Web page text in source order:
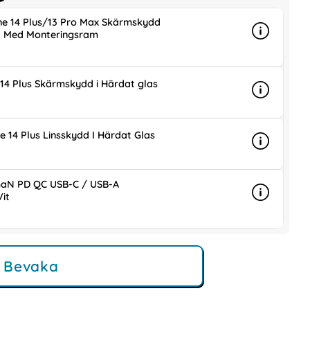
14 Plus/13 Pro Max Skärmskydd
Med Monteringsram
Info
mer info
Plus Skärmskydd i Härdat glas
Info
mer info
14 Plus Linsskydd I Härdat Glas
Info
mer info
PD QC USB-C / USB-A
Info
mer info
Bevaka